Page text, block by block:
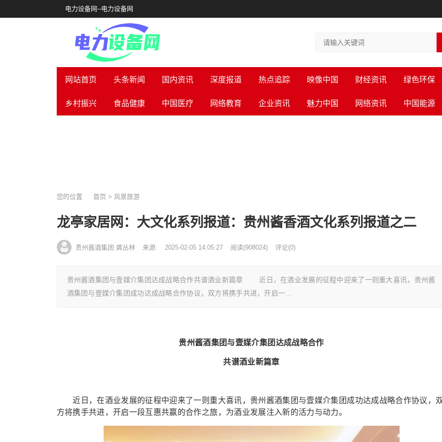
电力设备网--电力设备网
网站首页 头条新闻 国内资讯 深度报道 热点追踪 映像中国 财经资讯 绿色环保
乡村振兴 食品健康 中国医疗 网络教育 企业资讯 魅力中国 网络资讯 中国能源
您的位置 首页 > 风景旅游
龙亭家居网：大文化系列报道：贵州酱香酒文化系列报道之二
贵州酱酒集团 龚丛林 来源: 2025-02-05 14:05:27 阅读(908024) 评论(0)
贵州酱酒集团与壹媒介集团达成战略合作共谱酒业新篇章 近日，在酒业发展的征程中迎来了一则重大喜讯，贵州酱
酒集团与壹媒介集团成功达成战略合作协议，双方将携手共进，开启一…
贵州酱酒集团与壹媒介集团达成战略合作
共谱酒业新篇章
近日，在酒业发展的征程中迎来了一则重大喜讯，贵州酱酒集团与壹媒介集团成功达成战略合作协议，
方将携手共进，开启一段互惠共赢的合作之旅，为酒业发展注入新的活力与动力。